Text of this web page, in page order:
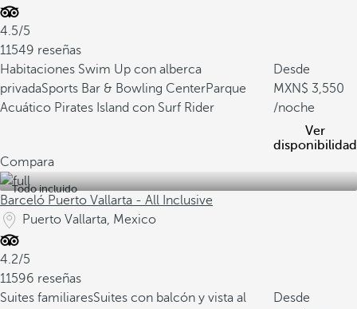
4.5/5
11549 reseñas
Habitaciones Swim Up con alberca
privadaSports Bar & Bowling CenterParque
Acuático Pirates Island con Surf Rider
Desde
3,550
/noche
Ver
disponibilidad
Compara
Todo incluido
Barceló Puerto Vallarta - All Inclusive
Puerto Vallarta, Mexico
4.2/5
11596 reseñas
Suites familiaresSuites con balcón y vista al
Desde